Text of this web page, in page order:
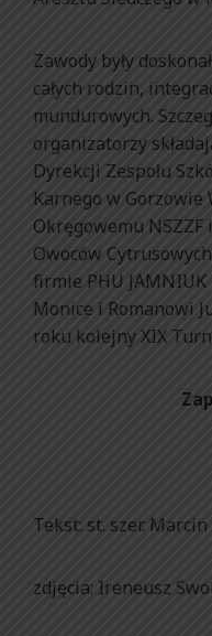
Zawody były
całych rodzin,
mundurowych.
organizatorzy
Dyrekcji Zespołu
Karnego w Gorzowie
Okręgowemu NSZZF
Owoców
firmie PHU
Monice i Romanowi
roku kolejny XIX
Tekst: st. szer.
zdjęcia: Ireneusz